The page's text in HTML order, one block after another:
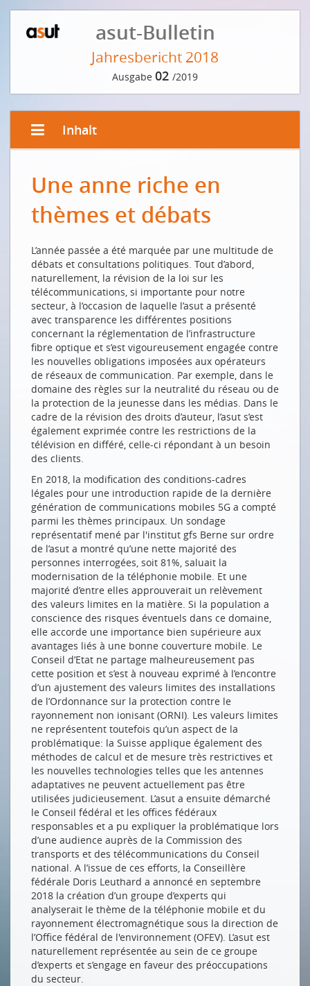
asut-Bulletin
Jahresbericht 2018
Ausgabe 02 /2019
Inhalt
Ein themen- und debattenreiches Jahr
RAPPORT D’ACTIVITÉ 2018 DU SIÈGE ADMINISTRATIF
JAHRESBERICHTE 2018 ASUT-FACHGREMIEN
Echo aus den Arbeitsgruppen
RAPPORTS ANNUEL 2018 DES COMITÉS SPÉCIALISÉS
L'écho des comités spécialisés
Drucken
Impressum
Une anne riche en
thèmes et débats
L’année passée a été marquée par une multitude de
débats et consultations politiques. Tout d’abord,
naturellement, la révision de la loi sur les
télécommunications, si importante pour notre
secteur, à l’occasion de laquelle l’asut a présenté
avec transparence les différentes positions
concernant la réglementation de l’infrastructure
fibre optique et s’est vigoureusement engagée contre
les nouvelles obligations imposées aux opérateurs
de réseaux de communication. Par exemple, dans le
domaine des règles sur la neutralité du réseau ou de
la protection de la jeunesse dans les médias. Dans le
cadre de la révision des droits d’auteur, l’asut s’est
également exprimée contre les restrictions de la
télévision en différé, celle-ci répondant à un besoin
des clients.
En 2018, la modification des conditions-cadres
légales pour une introduction rapide de la dernière
génération de communications mobiles 5G a compté
parmi les thèmes principaux. Un sondage
représentatif mené par l'institut gfs Berne sur ordre
de l’asut a montré qu’une nette majorité des
personnes interrogées, soit 81%, saluait la
modernisation de la téléphonie mobile. Et une
majorité d’entre elles approuverait un relèvement
des valeurs limites en la matière. Si la population a
conscience des risques éventuels dans ce domaine,
elle accorde une importance bien supérieure aux
avantages liés à une bonne couverture mobile. Le
Conseil d’Etat ne partage malheureusement pas
cette position et s’est à nouveau exprimé à l’encontre
d’un ajustement des valeurs limites des installations
de l’Ordonnance sur la protection contre le
rayonnement non ionisant (ORNI). Les valeurs limites
ne représentent toutefois qu’un aspect de la
problématique: la Suisse applique également des
méthodes de calcul et de mesure très restrictives et
les nouvelles technologies telles que les antennes
adaptatives ne peuvent actuellement pas être
utilisées judicieusement. L’asut a ensuite démarché
le Conseil fédéral et les offices fédéraux
responsables et a pu expliquer la problématique lors
d’une audience auprès de la Commission des
transports et des télécommunications du Conseil
national. A l’issue de ces efforts, la Conseillère
fédérale Doris Leuthard a annoncé en septembre
2018 la création d’un groupe d’experts qui
analyserait le thème de la téléphonie mobile et du
rayonnement électromagnétique sous la direction de
l’Office fédéral de l'environnement (OFEV). L’asut est
naturellement représentée au sein de ce groupe
d’experts et s’engage en faveur des préoccupations
du secteur.